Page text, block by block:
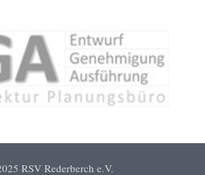
RSV Rederberch e.V.